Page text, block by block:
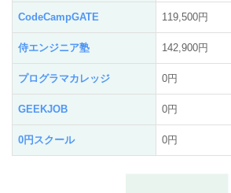
CodeCampGATE 119,500円
侍エンジニア塾 142,900円
プログラマカレッジ 0円
GEEKJOB 0円
0円スクール 0円